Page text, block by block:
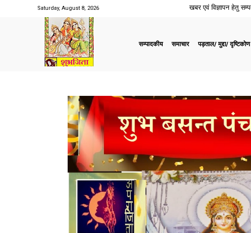
Saturday, August 8, 2026 खबर एवं विज्ञापन हेतु
सम्पादकीय समाचार पड़ताल/ मुद्दा/ दृष्टिकोण